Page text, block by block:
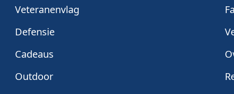
Veteranenvlag
Defensie
Cadeaus
Outdoor